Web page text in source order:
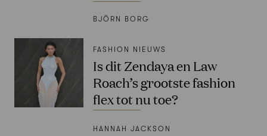
BJÖRN BORG
FASHION NIEUWS
Is dit Zendaya en Law
Roach’s grootste fashion
flex tot nu toe?
HANNAH JACKSON